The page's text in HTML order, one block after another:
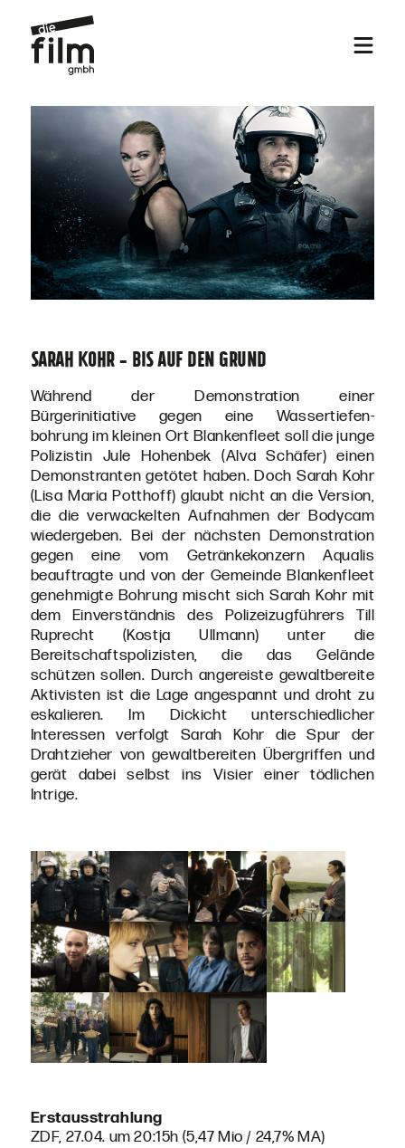
Sarah Kohr - Bis auf den Grund
Während der Demonstration einer
Bürgerinitiative gegen eine Wassertiefen-
bohrung im kleinen Ort Blankenfleet soll die junge
Polizistin Jule Hohenbek (Alva Schäfer) einen
Demonstranten getötet haben. Doch Sarah Kohr
(Lisa Maria Potthoff) glaubt nicht an die Version,
die die verwackelten Aufnahmen der Bodycam
wiedergeben. Bei der nächsten Demonstration
gegen eine vom Getränkekonzern Aqualis
beauftragte und von der Gemeinde Blankenfleet
genehmigte Bohrung mischt sich Sarah Kohr mit
dem Einverständnis des Polizeizugführers Till
Ruprecht (Kostja Ullmann) unter die
Bereitschaftspolizisten, die das Gelände
schützen sollen. Durch angereiste gewaltbereite
Aktivisten ist die Lage angespannt und droht zu
eskalieren. Im Dickicht unterschiedlicher
Interessen verfolgt Sarah Kohr die Spur der
Drahtzieher von gewaltbereiten Übergriffen und
gerät dabei selbst ins Visier einer tödlichen
Intrige.
Erstausstrahlung
ZDF, 27.04. um 20:15h (5,47 Mio / 24,7% MA)